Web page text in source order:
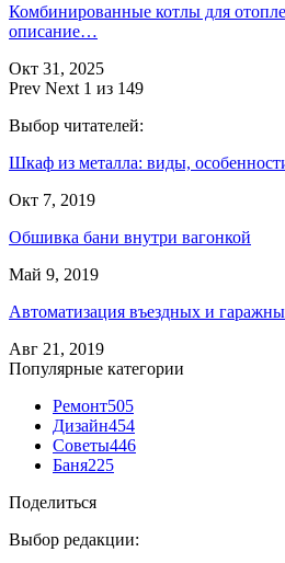
Комбинированные котлы для
описание…
Окт 31, 2025
Prev Next 1 из 149
Выбор читателей:
Шкаф из металла: виды,
Окт 7, 2019
Обшивка бани внутри вагонкой
Май 9, 2019
Автоматизация въездных и
Авг 21, 2019
Популярные категории
Ремонт505
Дизайн454
Советы446
Баня225
Поделиться
Выбор редакции: